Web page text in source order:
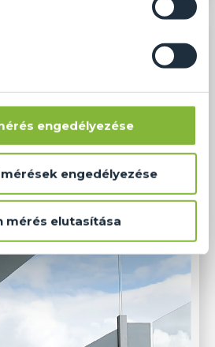
engedélyezése
engedélyezése
mérés elutasítása